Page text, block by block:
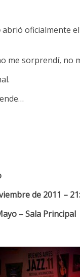
abrió oficialmente el
me sorprendí, no
de 2011 –
– Sala Principal